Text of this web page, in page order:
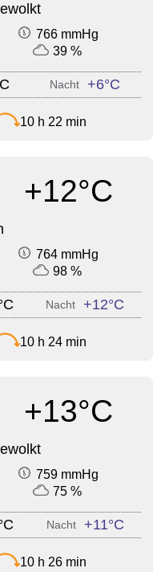
766 mmHg
39 %
Nacht +6°C
10 h 22 min
+12°C
764 mmHg
98 %
Nacht +12°C
10 h 24 min
+13°C
759 mmHg
75 %
Nacht +11°C
10 h 26 min